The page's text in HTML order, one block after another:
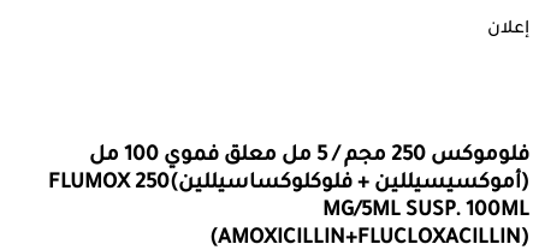
إعلان
فلوموكس 250 مجم / 5 مل معلق فموي 100 مل
(أموكسيسيللين + فلوكلوكساسيللين)FLUMOX 250
MG/5ML SUSP. 100ML
(AMOXICILLIN+FLUCLOXACILLIN)